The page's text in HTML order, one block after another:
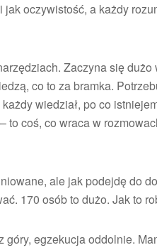
oczywistość, a każdy
Zaczyna się dużo
co to za bramka.
wiedział, po co
to coś, co wraca w
ale jak podejdę do
170 osób to dużo. Jak to
egzekucja oddolnie.